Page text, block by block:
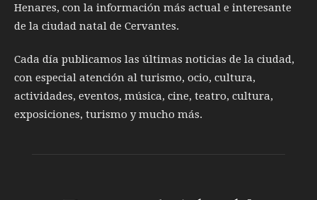
Henares, con la información más actual e interesante
de la ciudad natal de Cervantes.
Cada día publicamos las últimas noticias de la ciudad,
con especial atención al turismo, ocio, cultura,
actividades, eventos, música, cine, teatro, cultura,
exposiciones, turismo y mucho más.